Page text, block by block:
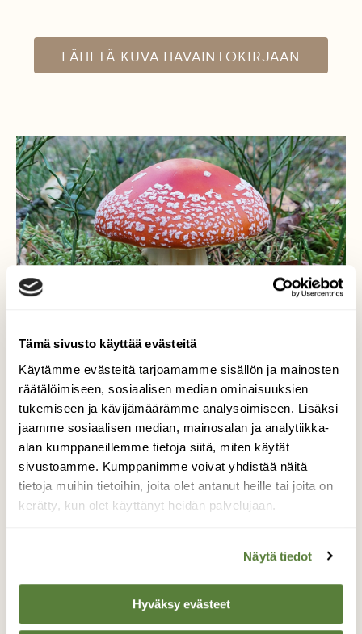
Tämä sivusto käyttää evästeitä
Käytämme evästeitä tarjoamamme sisällön ja mainosten
räätälöimiseen, sosiaalisen median ominaisuuksien
tukemiseen ja kävijämäärämme analysoimiseen. Lisäksi
jaamme sosiaalisen median, mainosalan ja analytiikka-
alan kumppaneillemme tietoja siitä, miten käytät
sivustoamme. Kumppanimme voivat yhdistää näitä
tietoja muihin tietoihin, joita olet antanut heille tai joita on
kerätty, kun olet käyttänyt heidän palvelujaan.
Näytä tiedot
Hyväksy evästeet
LÄHETÄ KUVA HAVAINTOKIRJAAN
Punakärpässieni
Kaunis, mutta myrkyllinen.
Valokuvaaja: Tarja Naukkarinen, Savitaipale
TAKAISIN LISTAAN